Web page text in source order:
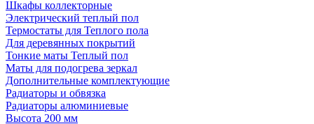
Шкафы коллекторные
Электрический теплый пол
Термостаты для Теплого пола
Для деревянных покрытий
Тонкие маты Теплый пол
Маты для подогрева зеркал
Дополнительные комплектующие
Радиаторы и обвязка
Радиаторы алюминиевые
Высота 200 мм